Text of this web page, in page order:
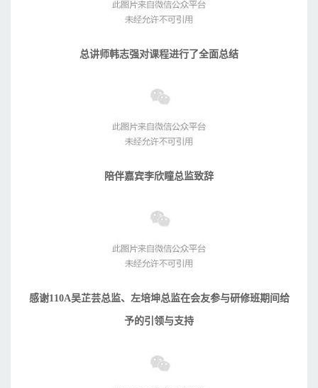
总讲师韩志强对课程进行了全面总结
陪伴嘉宾李欣瞳总监致辞
感谢110A吴芷芸总监、左培坤总监在会友参与研修班期间给
予的引领与支持